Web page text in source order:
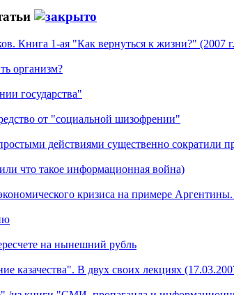
Книга 1-ая "Как вернуться к жизни?" (2007
организм?
государства"
от "социальной шизофрении"
действиями существенно сократили
что такое информационная война)
кризиса на примере
на нынешний рубль
казачества". В двух своих лекциях